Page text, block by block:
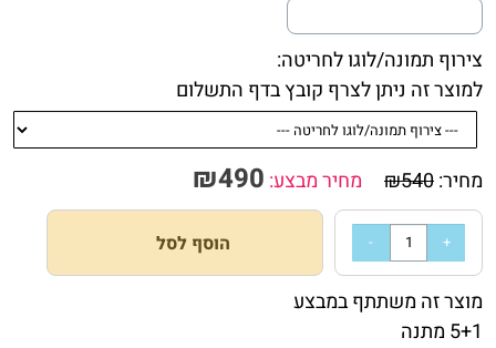
צירוף תמונה/לוגו לחריטה:
למוצר זה ניתן לצרף קובץ בדף התשלום
מחיר: ₪540 מחיר מבצע: ₪490
הוסף לסל
מוצר זה משתתף במבצע
5+1 מתנה